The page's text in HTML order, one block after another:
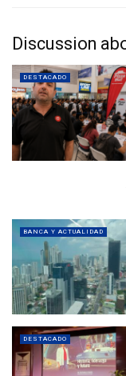
Discussion
DESTACADO
BANCA Y ACTUALIDAD
DESTACADO